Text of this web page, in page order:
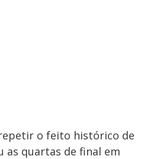
o feito histórico de
as quartas de final em